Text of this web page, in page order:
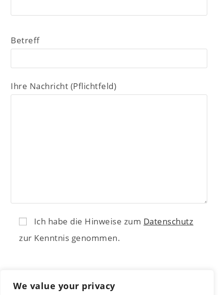
We value your privacy
Betreff
Ihre Nachricht (Pflichtfeld)
Ich habe die Hinweise zum Datenschutz
zur Kenntnis genommen.